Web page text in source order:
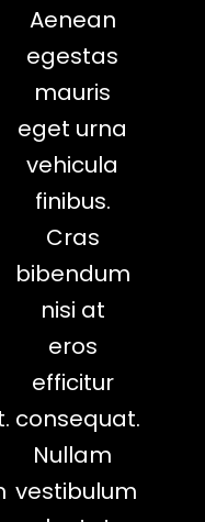
Aenean
egestas
mauris
eget urna
vehicula
finibus.
Cras
bibendum
nisi at
eros
efficitur
consequat.
Nullam
vestibulum